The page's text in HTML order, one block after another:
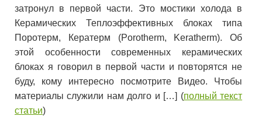
затронул в первой части. Это мостики холода в
Керамических Теплоэффективных блоках типа
Поротерм, Кератерм (Porotherm, Keratherm). Об
этой особенности современных керамических
блоках я говорил в первой части и повторятся не
буду, кому интересно посмотрите Видео. Чтобы
материалы служили нам долго и […] (полный текст
статьи)